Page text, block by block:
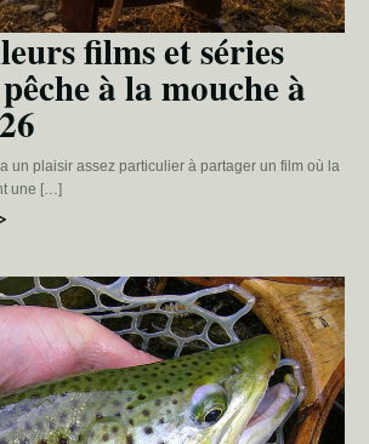
films et séries
à la mouche à
un plaisir assez particulier à partager un film où la
une […]